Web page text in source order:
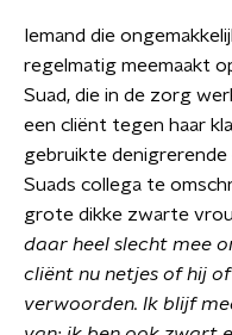
Iemand die
regelmatig meemaakt
Suad, die in de zorg
een cliënt tegen haar
gebruikte
Suads collega te
grote dikke zwarte
daar heel slecht mee
cliënt nu netjes of hij
verwoorden. Ik blijf